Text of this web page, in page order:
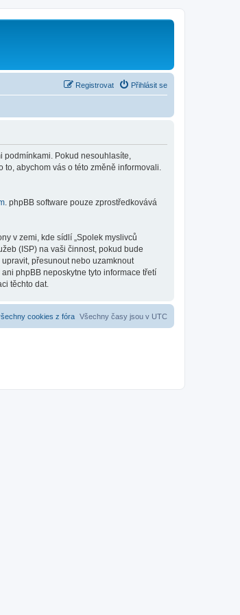
Přihlásit se
Registrovat
podmínkami. Pokud nesouhlasíte,
abychom vás o této změně informovali.
. phpBB software pouze zprostředkovává
v zemi, kde sídlí „Spolek myslivců
(ISP) na vaši činnost, pokud bude
přesunout nebo uzamknout
phpBB neposkytne tyto informace třetí
těchto dat.
Všechny časy jsou v UTC
cookies z fóra